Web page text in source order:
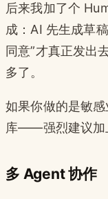
后来我加了个
成：AI 先生成草
同意”才真正发出
多了。
如果你做的是敏
库——强烈建议加
多 Agent 协作